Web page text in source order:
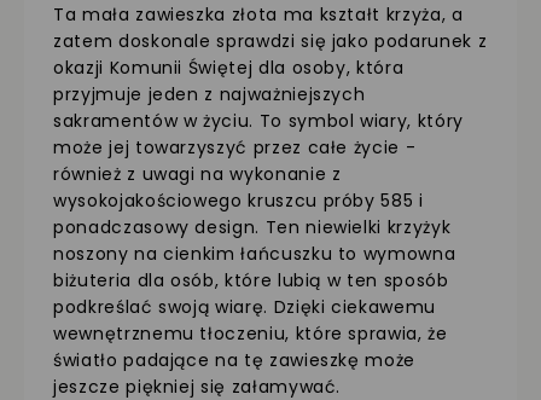
Ta mała zawieszka złota ma kształt krzyża, a
zatem doskonale sprawdzi się jako podarunek z
okazji Komunii Świętej dla osoby, która
przyjmuje jeden z najważniejszych
sakramentów w życiu. To symbol wiary, który
może jej towarzyszyć przez całe życie -
również z uwagi na wykonanie z
wysokojakościowego kruszcu próby 585 i
ponadczasowy design. Ten niewielki krzyżyk
noszony na cienkim łańcuszku to wymowna
biżuteria dla osób, które lubią w ten sposób
podkreślać swoją wiarę. Dzięki ciekawemu
wewnętrznemu tłoczeniu, które sprawia, że
światło padające na tę zawieszkę może
jeszcze piękniej się załamywać.